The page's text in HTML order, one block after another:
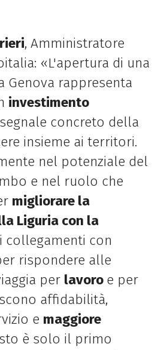
, Amministratore
«L'apertura di una
Genova rappresenta
investimento
concreto della
insieme ai territori.
nel potenziale del
e nel ruolo che
migliorare la
Liguria con la
collegamenti con
rispondere alle
per lavoro e per
affidabilità,
e maggiore
è solo il primo